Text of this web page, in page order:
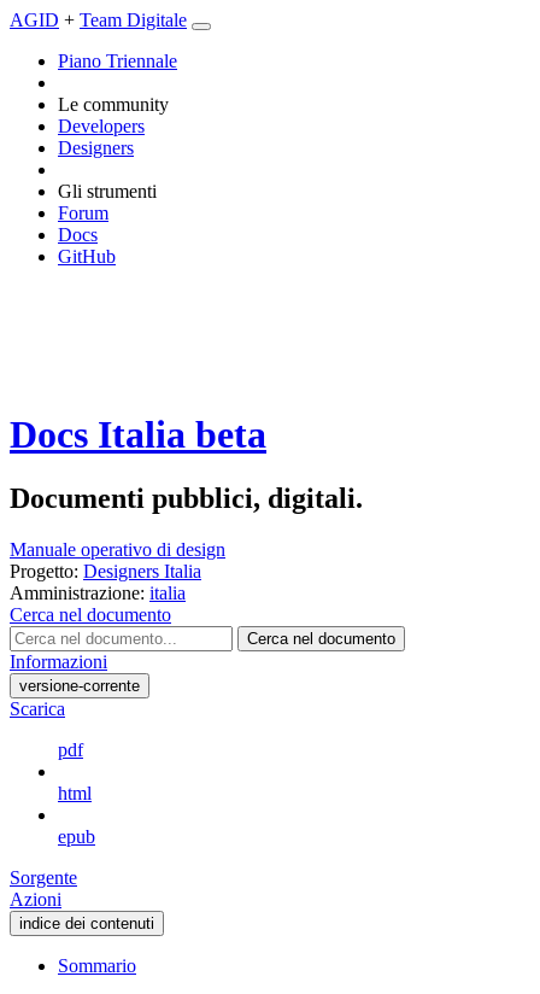
AGID + Team Digitale
Piano Triennale
Le community
Developers
Designers
Gli strumenti
Forum
Docs
GitHub
Docs Italia beta
Documenti pubblici, digitali.
Manuale operativo di design
Progetto: Designers Italia
Amministrazione: italia
Cerca nel documento
Cerca nel documento
Informazioni
versione-corrente
Scarica
pdf
html
epub
Sorgente
Azioni
indice dei contenuti
Sommario